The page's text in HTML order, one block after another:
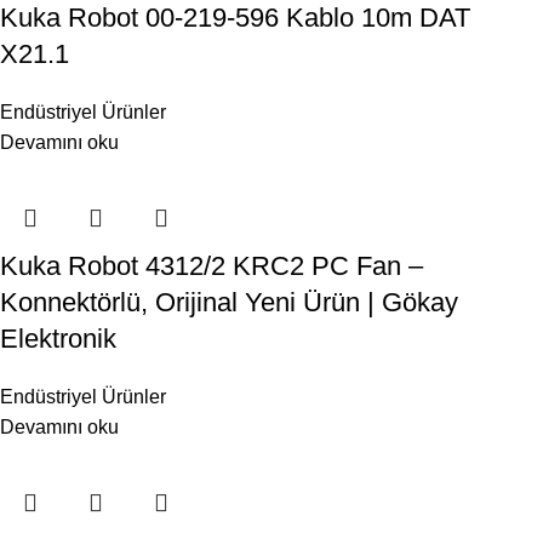
Kuka Robot 00-219-596 Kablo 10m DAT
X21.1
Endüstriyel Ürünler
Devamını oku
Kuka Robot 4312/2 KRC2 PC Fan –
Konnektörlü, Orijinal Yeni Ürün | Gökay
Elektronik
Endüstriyel Ürünler
Devamını oku